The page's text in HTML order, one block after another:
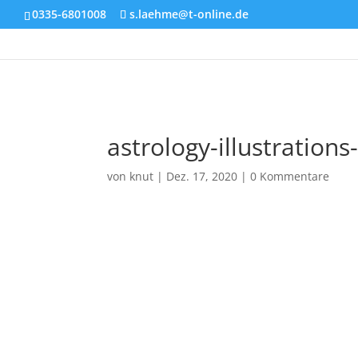
0335-6801008 s.laehme@t-online.de
astrology-
von knut | Dez. 17, 2020 |0 Kommentare